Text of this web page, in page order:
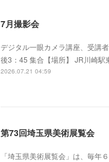
7月撮影会
デジタル一眼カメラ講座、受講
後3：45 集合【場所】 JR川崎
2026.07.21 04:59
第73回埼玉県美術展覧会
「埼玉県美術展覧会」は、毎年